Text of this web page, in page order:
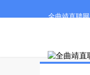
全曲靖直聘网